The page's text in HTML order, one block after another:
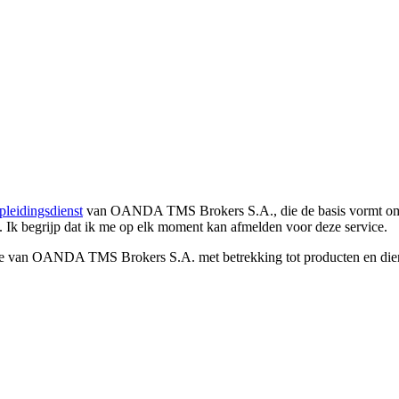
van OANDA TMS Brokers S.A., die de basis vormt
Ik begrijp dat ik me op elk moment kan afmelden voor deze service.
OANDA TMS Brokers S.A. met betrekking tot producten en